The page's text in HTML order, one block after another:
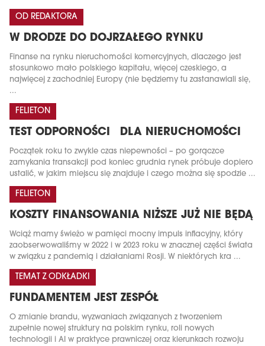
OD REDAKTORA
W DRODZE DO DOJRZAŁEGO RYNKU
Finanse na rynku nieruchomości komercyjnych, dlaczego jest
stosunkowo mało polskiego kapitału, więcej czeskiego, a
najwięcej z zachodniej Europy (nie będziemy tu zastanawiali się,
...
FELIETON
TEST ODPORNOŚCI DLA NIERUCHOMOŚCI
Początek roku to zwykle czas niepewności – po gorączce
zamykania transakcji pod koniec grudnia rynek próbuje dopiero
ustalić, w jakim miejscu się znajduje i czego można się spodzie ...
FELIETON
KOSZTY FINANSOWANIA NIŻSZE JUŻ NIE BĘDĄ
Wciąż mamy świeżo w pamięci mocny impuls inflacyjny, który
zaobserwowaliśmy w 2022 i w 2023 roku w znacznej części świata
w związku z pandemią i działaniami Rosji. W niektórych kra ...
TEMAT Z ODKŁADKI
FUNDAMENTEM JEST ZESPÓŁ
O zmianie brandu, wyzwaniach związanych z tworzeniem
zupełnie nowej struktury na polskim rynku, roli nowych
technologii i AI w praktyce prawniczej oraz kierunkach rozwoju